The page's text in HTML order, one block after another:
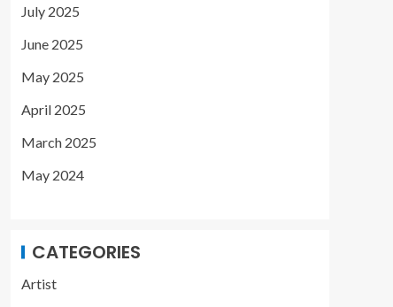
July 2025
June 2025
May 2025
April 2025
March 2025
May 2024
CATEGORIES
Artist